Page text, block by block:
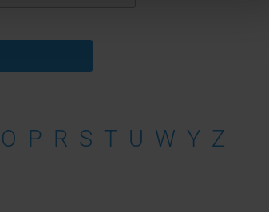
O P R S T U W Y Z